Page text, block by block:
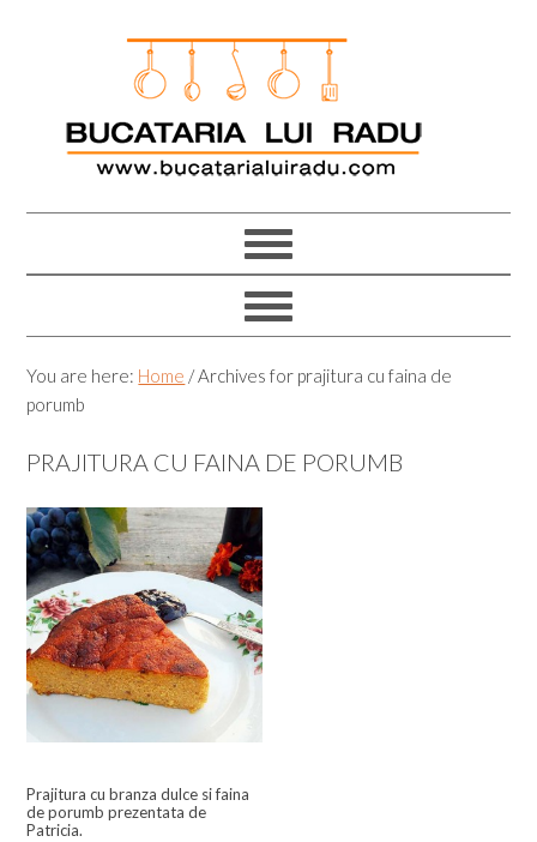
You are here: Home /Archives for prajitura cu faina de
porumb
PRAJITURA CU FAINA DE PORUMB
Prajitura cu branza dulce si faina
de porumb prezentata de
Patricia.